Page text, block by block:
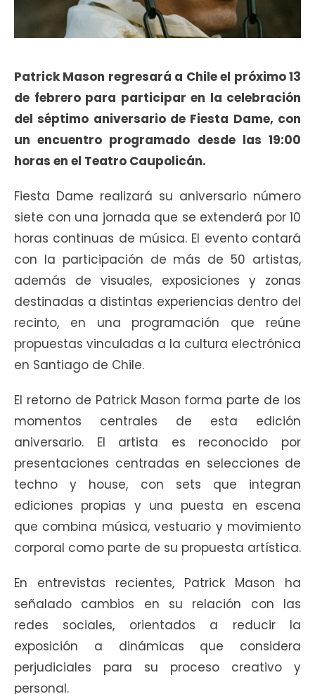
Patrick Mason regresará a Chile el próximo 13
de febrero para participar en la celebración
del séptimo aniversario de Fiesta Dame, con
un encuentro programado desde las 19:00
horas en el Teatro Caupolicán.
Fiesta Dame realizará su aniversario número
siete con una jornada que se extenderá por 10
horas continuas de música. El evento contará
con la participación de más de 50 artistas,
además de visuales, exposiciones y zonas
destinadas a distintas experiencias dentro del
recinto, en una programación que reúne
propuestas vinculadas a la cultura electrónica
en Santiago de Chile.
El retorno de Patrick Mason forma parte de los
momentos centrales de esta edición
aniversario. El artista es reconocido por
presentaciones centradas en selecciones de
techno y house, con sets que integran
ediciones propias y una puesta en escena
que combina música, vestuario y movimiento
corporal como parte de su propuesta artística.
En entrevistas recientes, Patrick Mason ha
señalado cambios en su relación con las
redes sociales, orientados a reducir la
exposición a dinámicas que considera
perjudiciales para su proceso creativo y
personal.